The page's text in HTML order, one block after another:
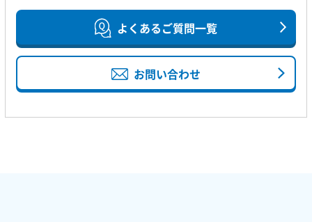
【【対応していない場合】
以下のいずれかの方法でセキュリティー対策を行
なうことができます。
・「セキュリティ機能ライセンス・プラス」（月額418
１．ご契約中の光コラボレーション事業者さまへ
ご解約の旨を伝え「事業者変更承諾番号」を取得す
る。
２．NTT西日本へ、新規お申し込みを行う。
「事業者変更」の手続きについて、詳しくはこちらを
よくあるご質問一覧
お問い合わせ